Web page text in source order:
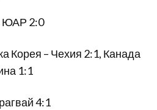
ЮАР 2:0
Корея – Чехия 2:1, Канада
1:1
4:1